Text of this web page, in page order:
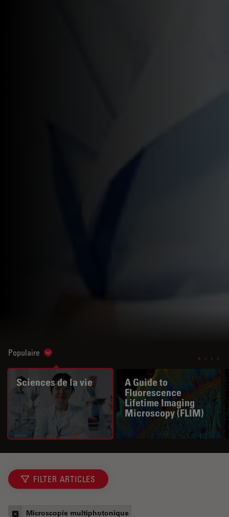
Populaire Show subnavigation
Sciences de la vie
A Guide to
Fluorescence
Lifetime Imaging
Microscopy (FLIM)
FILTER ARTICLES
Microscopie multiphotonique